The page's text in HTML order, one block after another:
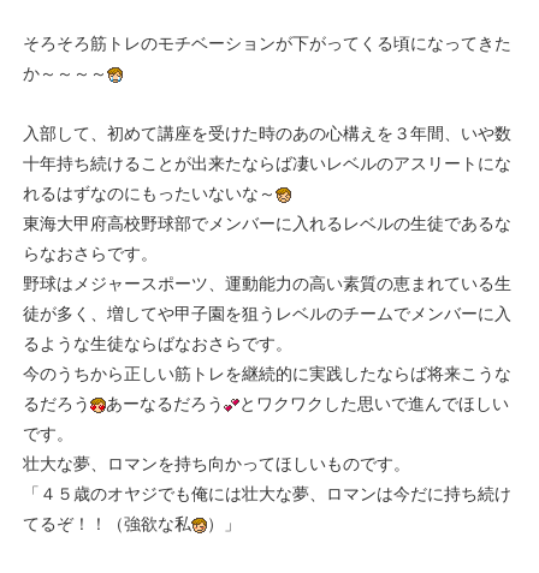
そろそろ筋トレのモチベーションが下がってくる頃になってきた
か～～～～
入部して、初めて講座を受けた時のあの心構えを３年間、いや数
十年持ち続けることが出来たならば凄いレベルのアスリートにな
れるはずなのにもったいないな～
東海大甲府高校野球部でメンバーに入れるレベルの生徒であるな
らなおさらです。
野球はメジャースポーツ、運動能力の高い素質の恵まれている生
徒が多く、増してや甲子園を狙うレベルのチームでメンバーに入
るような生徒ならばなおさらです。
今のうちから正しい筋トレを継続的に実践したならば将来こうな
るだろう
あーなるだろう
とワクワクした思いで進んでほしい
です。
壮大な夢、ロマンを持ち向かってほしいものです。
「４５歳のオヤジでも俺には壮大な夢、ロマンは今だに持ち続け
てるぞ！！（強欲な私
）」